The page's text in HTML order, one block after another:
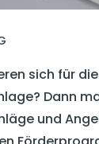
sich für
Dann
und